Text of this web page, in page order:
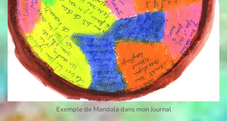
Exemple de Mandala dans mon Journal